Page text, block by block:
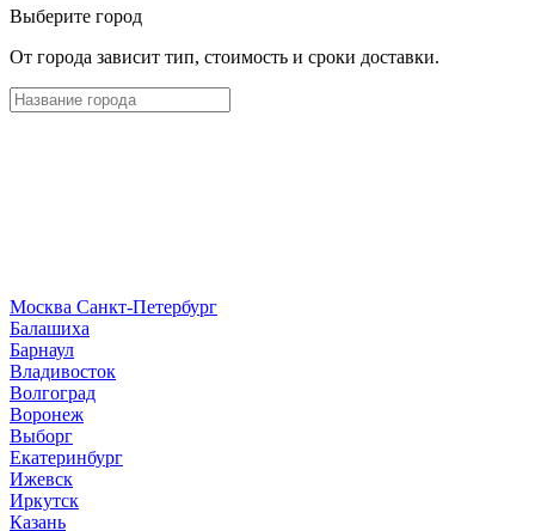
Выберите город
От города зависит тип, стоимость и сроки доставки.
Москва Санкт-Петербург
Балашиха
Барнаул
Владивосток
Волгоград
Воронеж
Выборг
Екатеринбург
Ижевск
Иркутск
Казань